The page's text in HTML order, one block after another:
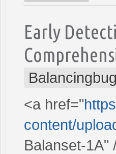
Early
<a href="
content/
Balanset-1A"